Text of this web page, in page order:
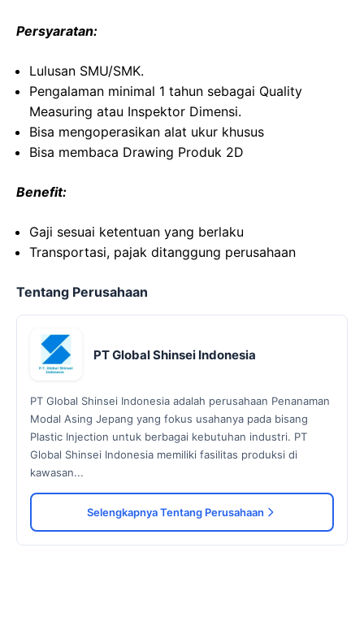
Persyaratan:
Lulusan SMU/SMK.
Pengalaman minimal 1 tahun sebagai Quality
Measuring atau Inspektor Dimensi.
Bisa mengoperasikan alat ukur khusus
Bisa membaca Drawing Produk 2D
Benefit:
Gaji sesuai ketentuan yang berlaku
Transportasi, pajak ditanggung perusahaan
Tentang Perusahaan
PT Global Shinsei Indonesia
PT Global Shinsei Indonesia adalah perusahaan Penanaman
Modal Asing Jepang yang fokus usahanya pada bisang
Plastic Injection untuk berbagai kebutuhan industri. PT
Global Shinsei Indonesia memiliki fasilitas produksi di
kawasan...
Selengkapnya Tentang Perusahaan